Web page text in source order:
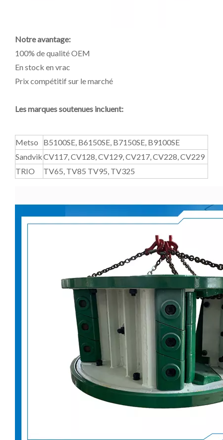
Notre avantage:
100% de qualité OEM
En stock en vrac
Prix ​​compétitif sur le marché
Les marques soutenues incluent:
Metso
B5100SE, B6150SE, B7150SE, B9100SE
SandvikCV117, CV128, CV129, CV217, CV228, CV229
TRIO
TV65, TV85 TV95, TV325